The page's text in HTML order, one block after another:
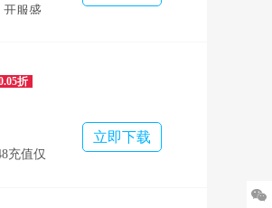
开服盛
量特殊
富，简
折
充值仅
立即下载
